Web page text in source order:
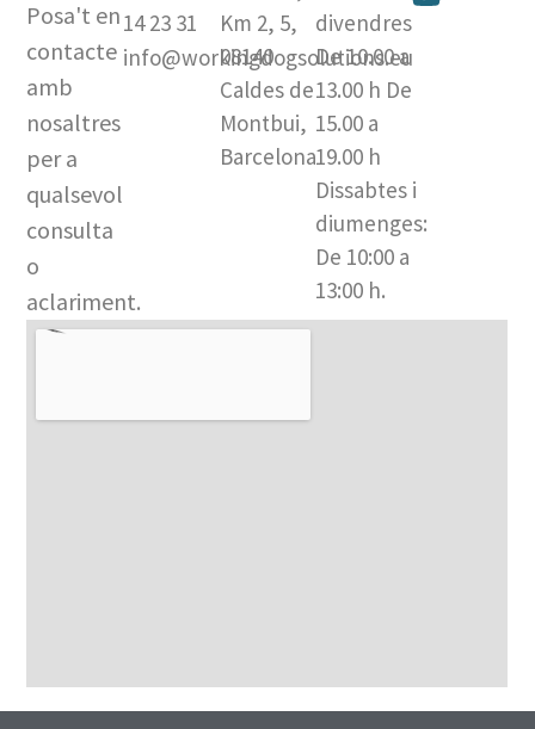
Posa't en
contacte
amb
nosaltres
per a
qualsevol
consulta
o
aclariment.
14 23 31
info@workingdogsolutions.eu
Km 2, 5,
08140
Caldes de
Montbui,
Barcelona​
divendres
De 10.00 a
13.00 h De
15.00 a
19.00 h
Dissabtes i
diumenges:
De 10:00 a
13:00 h.
s
u